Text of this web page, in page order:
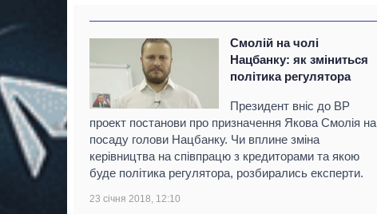
Смолій на чолі
Нацбанку: як зміниться
політика регулятора
Президент вніс до ВР
проект постанови про призначення Якова Смолія на
посаду голови Нацбанку. Чи вплине зміна
керівництва на співпрацю з кредиторами та якою
буде політика регулятора, розбирались експерти.
23 січня 2018, 12:10